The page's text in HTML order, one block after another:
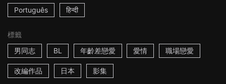
Português हिन्दी
標籤
男同志
BL 年齡差戀愛 愛情 職場戀愛
改編作品 日本 影集